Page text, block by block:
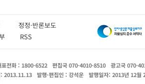
침 정정·반론보도
RSS
표전화 : 1800-6522 편집국 070-4010-8510
광고국 070-
: 2013.11.13 발행·편집인 : 강석운 발행일자: 2013년 12월